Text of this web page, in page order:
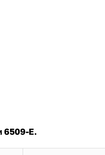
6509-E.